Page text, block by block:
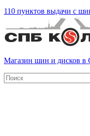
110 пунктов выдачи с
Магазин шин и дисков в